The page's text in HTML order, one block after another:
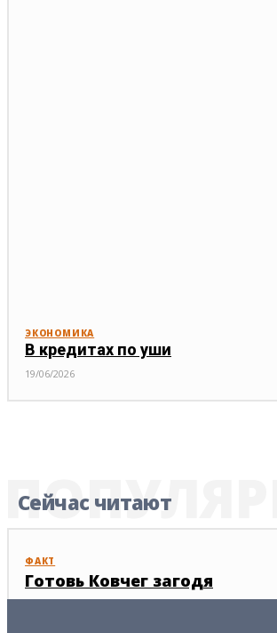
ЭКОНОМИКА
В кредитах по уши
19/06/2026
Сейчас читают
ФАКТ
Готовь Ковчег загодя